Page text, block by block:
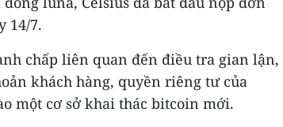
14/7.
chấp liên quan đến điều tra gian lận,
khách hàng, quyền riêng tư của
một cơ sở khai thác bitcoin mới.